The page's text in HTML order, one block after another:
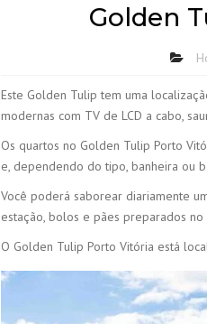
Golden
Este Golden Tulip tem uma
modernas com TV de LCD a cabo,
Os quartos no Golden Tulip Porto
e, dependendo do tipo, banheira ou
Você poderá saborear diariamente
estação, bolos e pães preparados no
O Golden Tulip Porto Vitória está